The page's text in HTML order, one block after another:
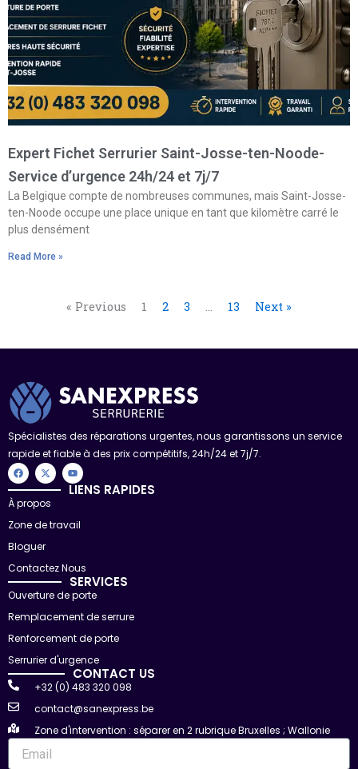
Expert Fichet Serrurier Saint-Josse-ten-Noode-
Service d’urgence 24h/24 et 7j/7
La Belgique compte de nombreuses communes, mais Saint-Josse-
ten-Noode occupe une place unique en tant que kilomètre carré le
plus densément
Read More »
« Previous 1 2 3 … 13 Next »
Spécialistes des réparations urgentes, nous garantissons un service
rapide et fiable à des prix compétitifs, 24h/24 et 7j/7.
F
a
c
b
o
X
-
t
i
t
r
Y
o
u
t
e
LIENS RAPIDES
À propos
Zone de travail
Bloguer
Contactez Nous
SERVICES
Ouverture de porte
Remplacement de serrure
Renforcement de porte
Serrurier d'urgence
CONTACT US
+32 (0) 483 320 098
contact@sanexpress.be
Zone d'intervention : séparer en 2 rubrique Bruxelles ; Wallonie